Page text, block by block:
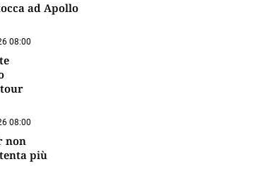
ad Apollo
08:00
08:00
non
più